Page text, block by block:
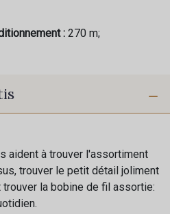
: 270 m;
aident à trouver l'assortiment
trouver le petit détail joliment
la bobine de fil assortie: